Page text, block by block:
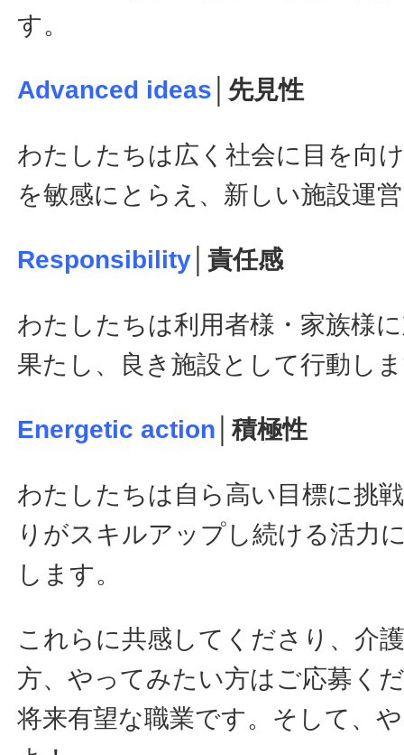
す。
Advanced ideas │先見性
わたしたちは広く社会に目を向
を敏感にとらえ、新しい施設運
Responsibility │責任感
わたしたちは利用者様・家族様
果たし、良き施設として行動し
Energetic action │積極性
わたしたちは自ら高い目標に挑
りがスキルアップし続ける活力
します。
これらに共感してくださり、介
方、やってみたい方はご応募く
将来有望な職業です。そして、